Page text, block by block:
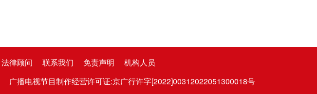
法律顾问 联系我们 免责声明
机构人员
广播电视节目制作经营许可证:京广行许字[2022]00312022051300018号